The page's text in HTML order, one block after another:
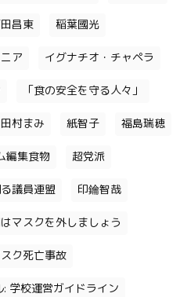
昌東 稲葉國光
ア イグナチオ・チャペラ
「食の安全を守る人々」
田村まみ 紙智子 福島瑞穂
編集食物 超党派
議員連盟 印鑰智哉
マスクを外しましょう
ク死亡事故
学校運営ガイドライン